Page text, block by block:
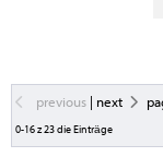
previous| next
0-16 z 23 die Einträge